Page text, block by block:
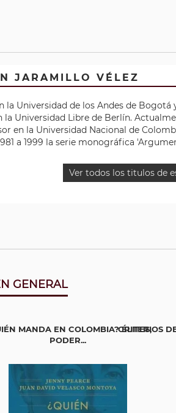
JARAMILLO VÉLEZ
la Universidad de los Andes de Bogotá
la Universidad Libre de Berlín.
en la Universidad Nacional de
a 1999 la serie monográfica
Ver todos los titulos de
GENERAL
MANDA EN COLOMBIA? ÉLITES,
PODER...
CRITERIOS